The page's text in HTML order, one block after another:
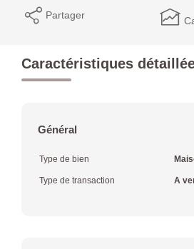
Partager
Caractéristiques
Général
Type de bien
Type de transaction A